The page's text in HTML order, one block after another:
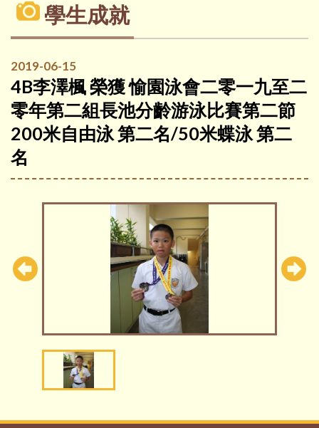
學生成就
2019-06-15
4B李澤楓 榮獲 愉園泳會二零一九至二
零年第二組長池分齡游泳比賽第二節
200米自由泳 第二名/50米蝶泳 第二
名